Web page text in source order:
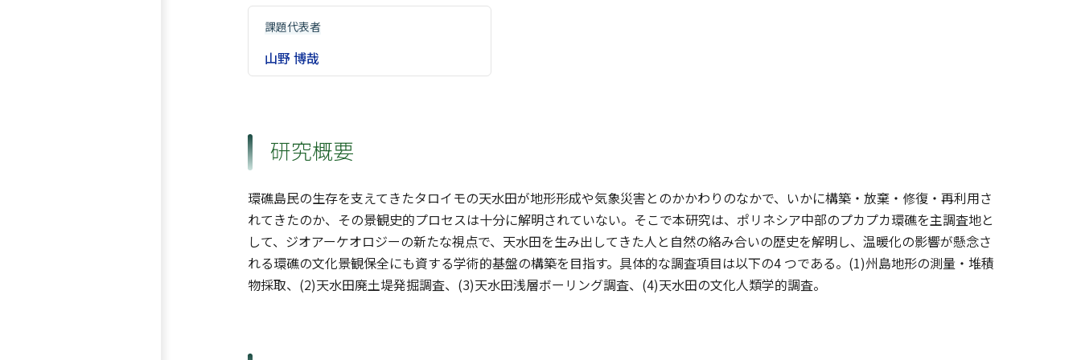
課題代表者
山野 博哉
研究概要
環礁島民の生存を支えてきたタロイモの天水田が地形形成や気象災害とのかかわりのなかで、いかに構築・放棄・修復・再利用さ
れてきたのか、その景観史的プロセスは十分に解明されていない。そこで本研究は、ポリネシア中部のプカプカ環礁を主調査地と
して、ジオアーケオロジーの新たな視点で、天水田を生み出してきた人と自然の絡み合いの歴史を解明し、温暖化の影響が懸念さ
れる環礁の文化景観保全にも資する学術的基盤の構築を目指す。具体的な調査項目は以下の4 つである。(1)州島地形の測量・堆積
物採取、(2)天水田廃土堤発掘調査、(3)天水田浅層ボーリング調査、(4)天水田の文化人類学的調査。